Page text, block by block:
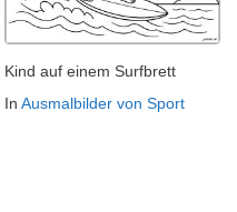
Kind auf einem Surfbrett
In Ausmalbilder von Sport